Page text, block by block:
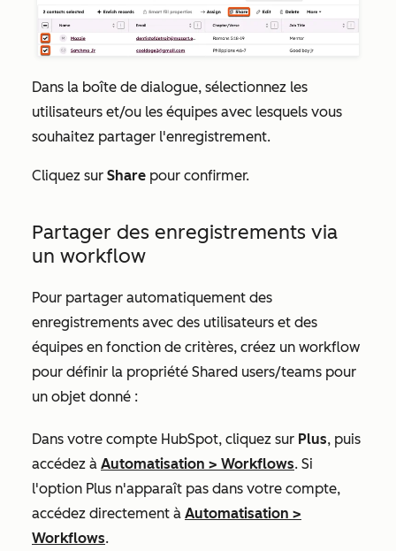
Dans la boîte de dialogue, sélectionnez les
utilisateurs et/ou les équipes avec lesquels vous
souhaitez partager l'enregistrement.
Cliquez sur Share pour confirmer.
Partager des enregistrements via
un workflow
Pour partager automatiquement des
enregistrements avec des utilisateurs et des
équipes en fonction de critères, créez un workflow
pour définir la propriété Shared users/teams pour
un objet donné :
Dans votre compte HubSpot, cliquez sur Plus, puis
accédez à Automatisation > Workflows. Si
l'option Plus n'apparaît pas dans votre compte,
accédez directement à Automatisation >
Workflows.